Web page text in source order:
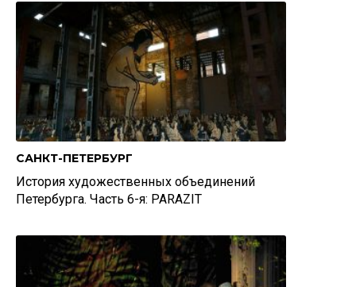
САНКТ-ПЕТЕРБУРГ
История художественных объединений
Петербурга. Часть 6-я: PARAZIT